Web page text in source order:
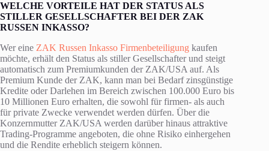
WELCHE VORTEILE HAT DER STATUS ALS
STILLER GESELLSCHAFTER BEI DER ZAK
RUSSEN INKASSO?
Wer eine ZAK Russen Inkasso Firmenbeteiligung kaufen
möchte, erhält den Status als stiller Gesellschafter und steigt
automatisch zum Premiumkunden der ZAK/USA auf. Als
Premium Kunde der ZAK, kann man bei Bedarf zinsgünstige
Kredite oder Darlehen im Bereich zwischen 100.000 Euro bis
10 Millionen Euro erhalten, die sowohl für firmen- als auch
für private Zwecke verwendet werden dürfen. Über die
Konzernmutter ZAK/USA werden darüber hinaus attraktive
Trading-Programme angeboten, die ohne Risiko einhergehen
und die Rendite erheblich steigern können.